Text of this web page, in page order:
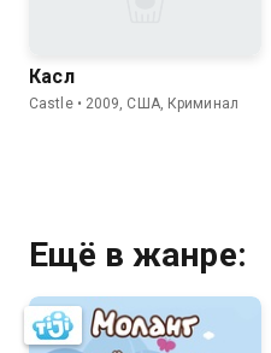
Касл
Castle • 2009, США, Криминал
Ещё в жанре: